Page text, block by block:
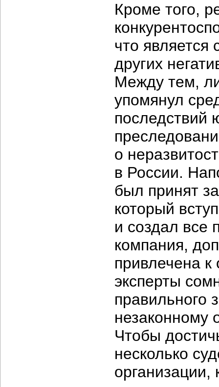
Кроме того,
что является
других
Между тем,
упомянул
последствий
о
в России.
был принят
который
и создал все
компания,
привлечена к
эксперты
правильного
незаконному
Чтобы
несколько
организации,